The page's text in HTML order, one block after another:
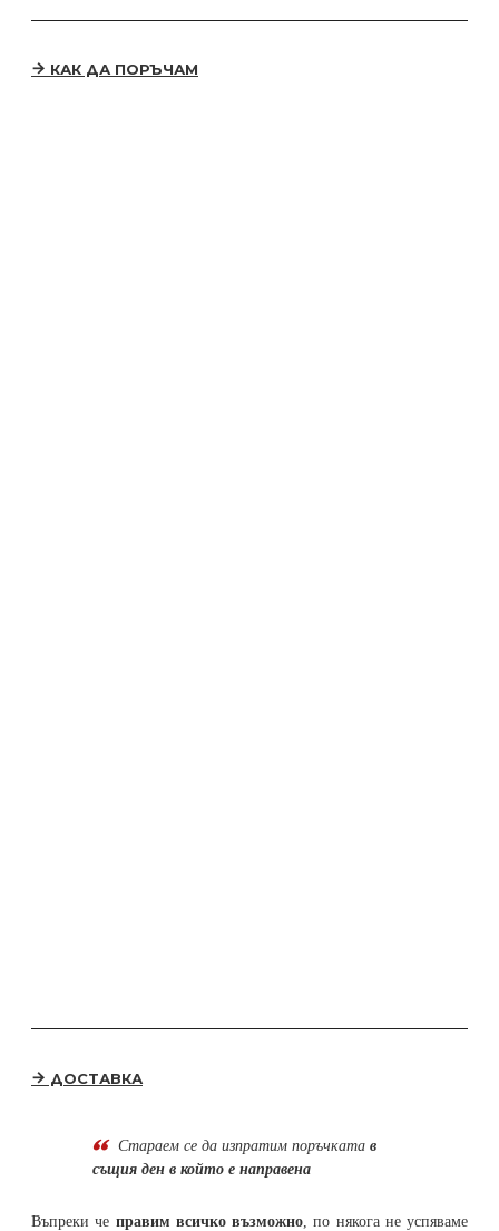
КАК ДА ПОРЪЧАМ
ДОСТАВКА
Стараем се да изпратим поръчката в
същия ден в който е направена
Въпреки че правим всичко възможно , по някога не успяваме